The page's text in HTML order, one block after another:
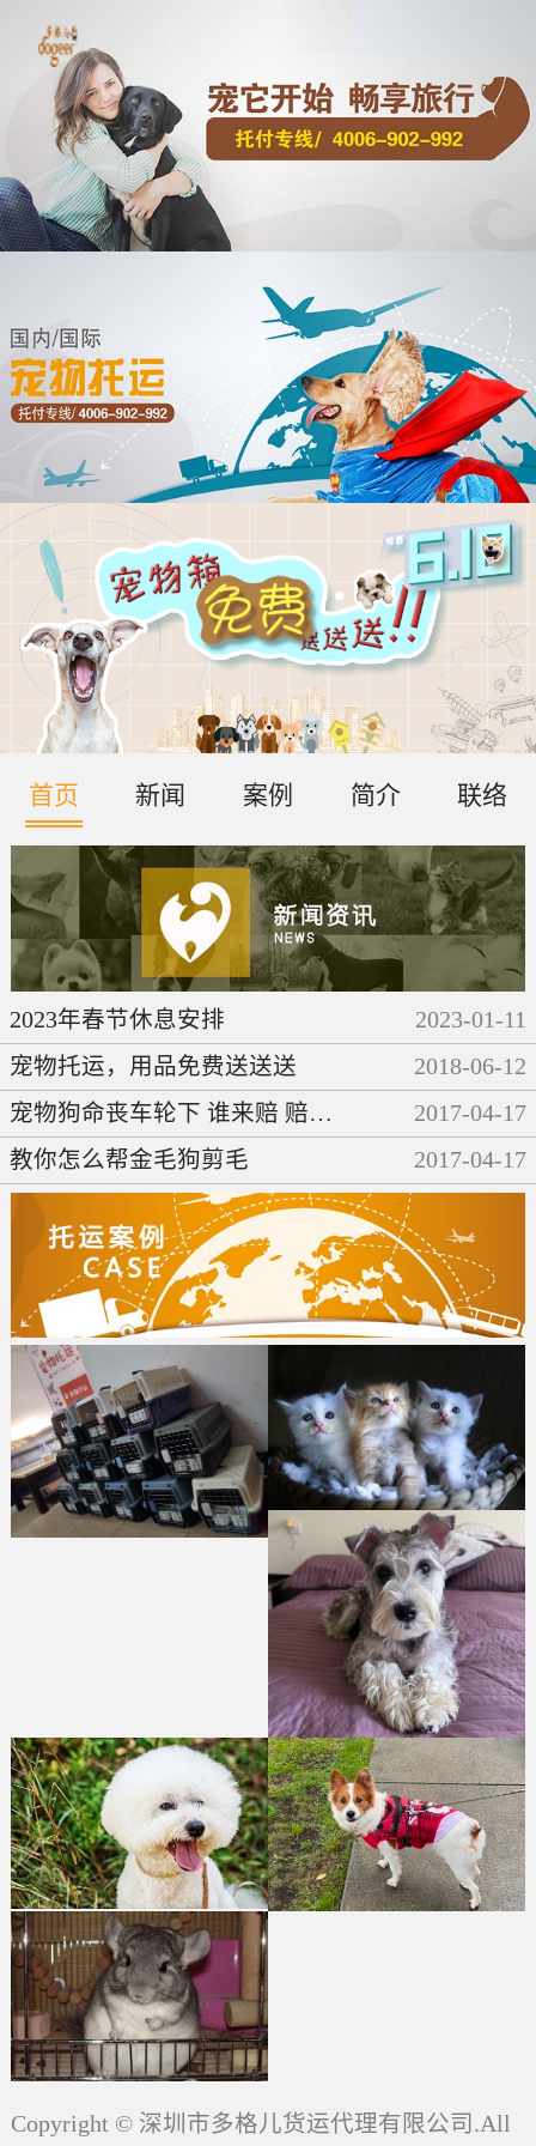
首页 新闻 案例 简介 联络
2023年春节休息安排 2023-01-11
宠物托运，用品免费送送送
2018-06-12
宠物狗命丧车轮下 谁来赔 赔多少
2017-04-17
教你怎么帮金毛狗剪毛
2017-04-17
Copyright © 深圳市多格儿货运代理有限公司.All